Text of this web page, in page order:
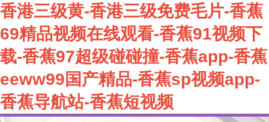
香港三级黄-香港三级免费毛片-香蕉
69精品视频在线观看-香蕉91视频下
载-香蕉97超级碰碰撞-香蕉app-香蕉
eeww99国产精品-香蕉sp视频app-
香蕉导航站-香蕉短视频